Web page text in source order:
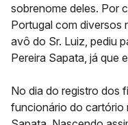
sobrenome deles. Por
Portugal com diversos
avô do Sr. Luiz, pediu
Pereira Sapata, já que
No dia do registro dos
funcionário do cartório